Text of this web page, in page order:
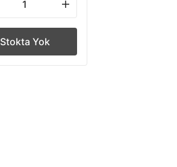
Stokta Yok